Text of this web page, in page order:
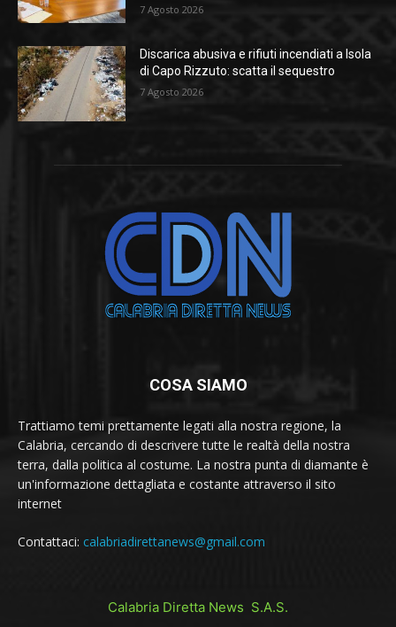
7 Agosto 2026
Discarica abusiva e rifiuti incendiati a Isola
di Capo Rizzuto: scatta il sequestro
7 Agosto 2026
COSA SIAMO
Trattiamo temi prettamente legati alla nostra regione, la
Calabria, cercando di descrivere tutte le realtà della nostra
terra, dalla politica al costume. La nostra punta di diamante è
un'informazione dettagliata e costante attraverso il sito
internet
Contattaci: calabriadirettanews@gmail.com
Calabria Diretta News S.A.S.